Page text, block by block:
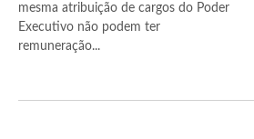
mesma atribuição de cargos do Poder
Executivo não podem ter
remuneração...